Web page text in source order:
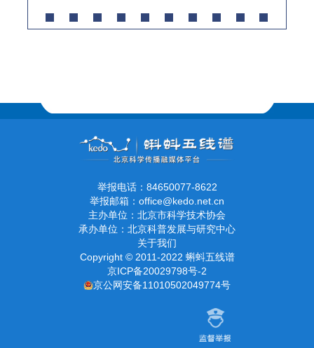
举报电话：84650077-8622
举报邮箱：office@kedo.net.cn
主办单位：北京市科学技术协会
承办单位：北京科普发展与研究中心
关于我们
Copyright © 2011-2022 蝌蚪五线谱
京ICP备20029798号-2
京公网安备11010502049774号